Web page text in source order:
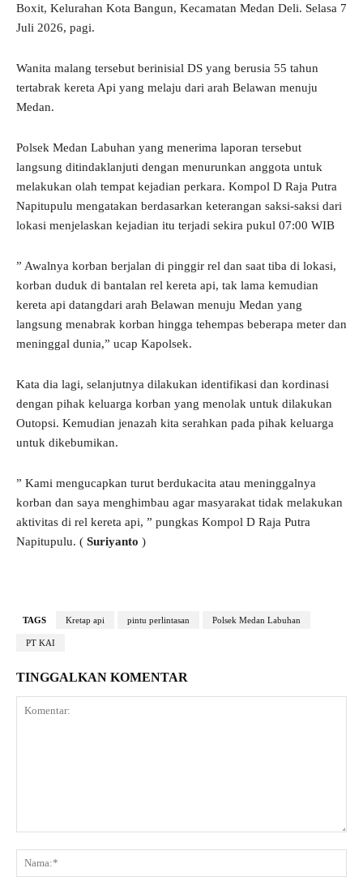
Boxit, Kelurahan Kota Bangun, Kecamatan Medan Deli. Selasa 7
Juli 2026, pagi.
Wanita malang tersebut berinisial DS yang berusia 55 tahun
tertabrak kereta Api yang melaju dari arah Belawan menuju
Medan.
Polsek Medan Labuhan yang menerima laporan tersebut
langsung ditindaklanjuti dengan menurunkan anggota untuk
melakukan olah tempat kejadian perkara. Kompol D Raja Putra
Napitupulu mengatakan berdasarkan keterangan saksi-saksi dari
lokasi menjelaskan kejadian itu terjadi sekira pukul 07:00 WIB
” Awalnya korban berjalan di pinggir rel dan saat tiba di lokasi,
korban duduk di bantalan rel kereta api, tak lama kemudian
kereta api datangdari arah Belawan menuju Medan yang
langsung menabrak korban hingga tehempas beberapa meter dan
meninggal dunia,” ucap Kapolsek.
Kata dia lagi, selanjutnya dilakukan identifikasi dan kordinasi
dengan pihak keluarga korban yang menolak untuk dilakukan
Outopsi. Kemudian jenazah kita serahkan pada pihak keluarga
untuk dikebumikan.
” Kami mengucapkan turut berdukacita atau meninggalnya
korban dan saya menghimbau agar masyarakat tidak melakukan
aktivitas di rel kereta api, ” pungkas Kompol D Raja Putra
Napitupulu. ( Suriyanto )
TAGS Kretap api pintu perlintasan Polsek Medan Labuhan
PT KAI
TINGGALKAN KOMENTAR